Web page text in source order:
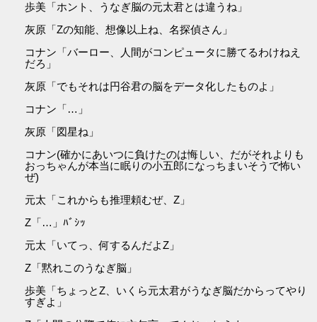
歩美「ホント、うなぎ脳の元太君とは違うね」
灰原「Zの知能、想像以上ね、名探偵さん」
コナン「バーロー、人間がコンピュータに勝てるわけねえ
だろ」
灰原「でもそれは円谷君の脳をデータ化したものよ」
コナン「…」
灰原「図星ね」
コナン(確かにあいつに負けたのは悔しい、だがそれよりも
おっちゃんが本当に眠りの小五郎になっちまいそうで怖い
ぜ)
元太「これからも推理頼むぜ、Z」
Z「…」ﾊﾞｼｯ
元太「いてっ、何するんだよZ」
Z「黙れこのうなぎ脳」
歩美「ちょっとZ、いくら元太君がうなぎ脳だからってやり
すぎよ」